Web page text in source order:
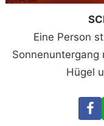
Eine Person
Sonnenuntergang
Hügel